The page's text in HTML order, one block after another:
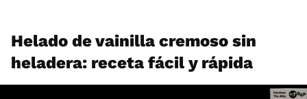
Helado de vainilla cremoso sin
heladera: receta fácil y rápida